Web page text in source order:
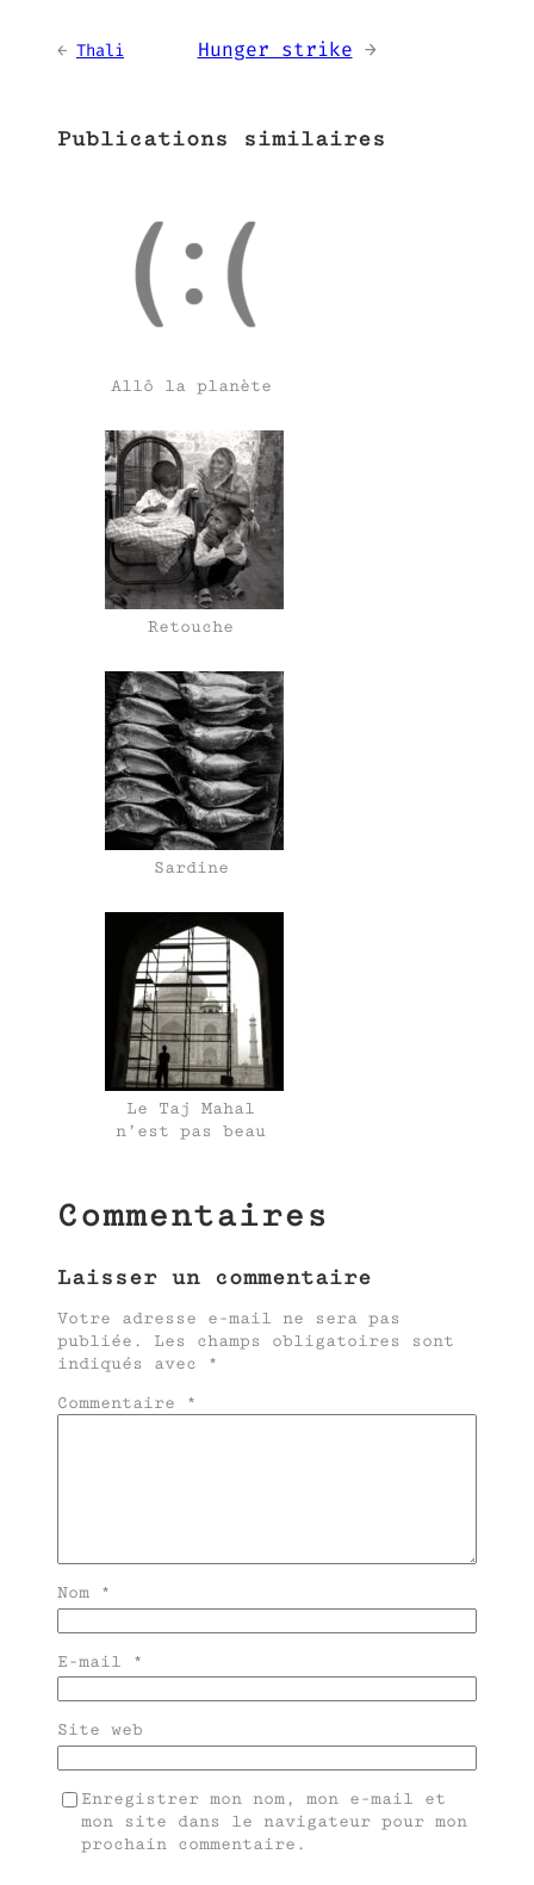
← Thali Hunger strike →
Publications similaires
Allô la planète
Retouche
Sardine
Le Taj Mahal
n’est pas beau
Commentaires
Laisser un commentaire
Votre adresse e-mail ne sera pas
publiée.
Les champs obligatoires sont
indiqués avec
*
Commentaire
*
Nom *
E-mail *
Site web
Enregistrer mon nom, mon e-mail et
mon site dans le navigateur pour mon
prochain commentaire.